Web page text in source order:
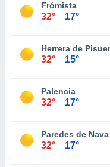
Frómista
32° 17°
Herrera de
32° 15°
Palencia
32° 17°
Paredes de Nava
32° 17°